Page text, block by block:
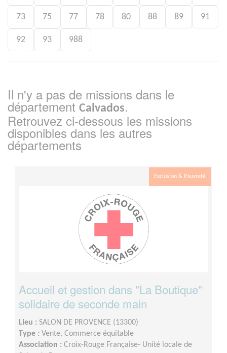
73 75 77 78 80 88 89 91
92 93 988
Il n'y a pas de missions dans le
département Calvados.
Retrouvez ci-dessous les missions
disponibles dans les autres
départements
Exclusion & Pauvreté
Accueil et gestion dans "La Boutique"
solidaire de seconde main
Lieu : SALON DE PROVENCE (13300)
Type : Vente, Commerce équitable
Association : Croix-Rouge Française- Unité locale de